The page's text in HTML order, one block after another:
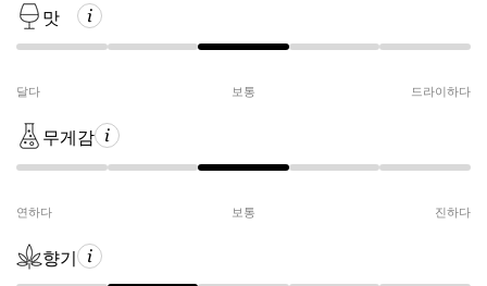
맛
달다 보통 드라이하다
무게감
연하다 보통 진하다
향기